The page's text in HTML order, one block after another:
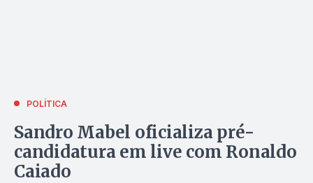
POLÍTICA
Sandro Mabel oficializa pré-
candidatura em live com Ronaldo
Caiado